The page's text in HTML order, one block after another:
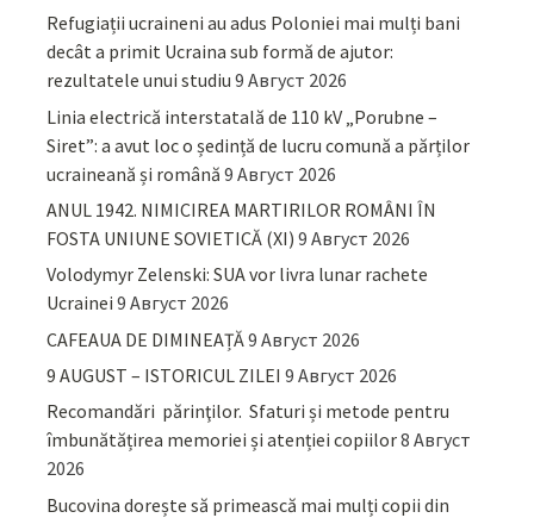
Refugiații ucraineni au adus Poloniei mai mulți bani
decât a primit Ucraina sub formă de ajutor:
rezultatele unui studiu 9 Август 2026
Linia electrică interstatală de 110 kV „Porubne –
Siret”: a avut loc o ședință de lucru comună a părților
ucraineană și română 9 Август 2026
ANUL 1942. NIMICIREA MARTIRILOR ROMÂNI ÎN
FOSTA UNIUNE SOVIETICĂ (XI) 9 Август 2026
Volodymyr Zelenski: SUA vor livra lunar rachete
Ucrainei 9 Август 2026
CAFEAUA DE DIMINEAȚĂ9 Август 2026
9 AUGUST – ISTORICUL ZILEI 9 Август 2026
Recomandări părinţilor. Sfaturi și metode pentru
îmbunătățirea memoriei și atenției copiilor8 Август
2026
Bucovina dorește să primească mai mulți copii din